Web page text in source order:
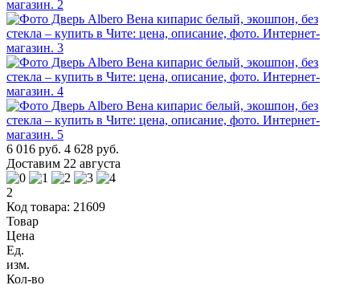
6 016 руб. 4 628 руб.
Доставим 22 августа
2
Код товара: 21609
Товар
Цена
Ед.
изм.
Кол-во